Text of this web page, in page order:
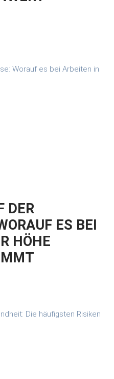
DER
ES BEI
HÖHE